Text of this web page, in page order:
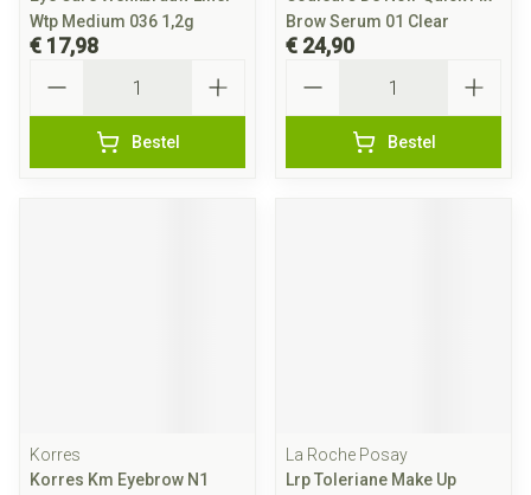
Wtp Medium 036 1,2g
€ 17,98
Bestel
Brow Serum 01 Clear
€ 24,90
Bestel
Korres
Korres Km Eyebrow N1
La Roche Posay
Lrp Toleriane Make Up